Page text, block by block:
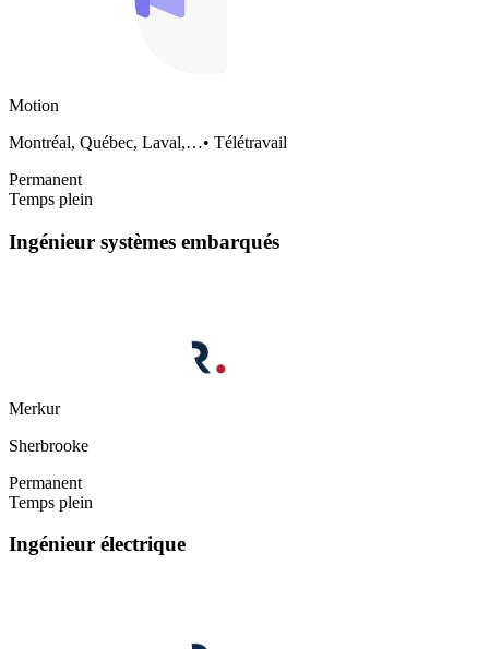
Motion
Montréal, Québec, Laval,…• Télétravail
Permanent
Temps plein
Ingénieur systèmes embarqués
Merkur
Sherbrooke
Permanent
Temps plein
Ingénieur électrique